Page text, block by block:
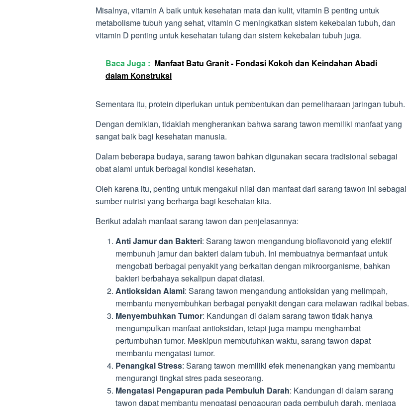
Misalnya, vitamin A baik untuk kesehatan mata dan kulit, vitamin B penting untuk
metabolisme tubuh yang sehat, vitamin C meningkatkan sistem kekebalan tubuh, dan
vitamin D penting untuk kesehatan tulang dan sistem kekebalan tubuh juga.
Baca Juga : Manfaat Batu Granit - Fondasi Kokoh dan Keindahan Abadi
dalam Konstruksi
Sementara itu, protein diperlukan untuk pembentukan dan pemeliharaan jaringan tubuh.
Dengan demikian, tidaklah mengherankan bahwa sarang tawon memiliki manfaat yang
sangat baik bagi kesehatan manusia.
Dalam beberapa budaya, sarang tawon bahkan digunakan secara tradisional sebagai
obat alami untuk berbagai kondisi kesehatan.
Oleh karena itu, penting untuk mengakui nilai dan manfaat dari sarang tawon ini sebagai
sumber nutrisi yang berharga bagi kesehatan kita.
Berikut adalah manfaat sarang tawon dan penjelasannya:
Anti Jamur dan Bakteri: Sarang tawon mengandung bioflavonoid yang efektif
membunuh jamur dan bakteri dalam tubuh. Ini membuatnya bermanfaat untuk
mengobati berbagai penyakit yang berkaitan dengan mikroorganisme, bahkan
bakteri berbahaya sekalipun dapat diatasi.
Antioksidan Alami: Sarang tawon mengandung antioksidan yang melimpah,
membantu menyembuhkan berbagai penyakit dengan cara melawan radikal bebas.
Menyembuhkan Tumor: Kandungan di dalam sarang tawon tidak hanya
mengumpulkan manfaat antioksidan, tetapi juga mampu menghambat
pertumbuhan tumor. Meskipun membutuhkan waktu, sarang tawon dapat
membantu mengatasi tumor.
Penangkal Stress: Sarang tawon memiliki efek menenangkan yang membantu
mengurangi tingkat stres pada seseorang.
Mengatasi Pengapuran pada Pembuluh Darah: Kandungan di dalam sarang
tawon dapat membantu mengatasi pengapuran pada pembuluh darah, menjaga